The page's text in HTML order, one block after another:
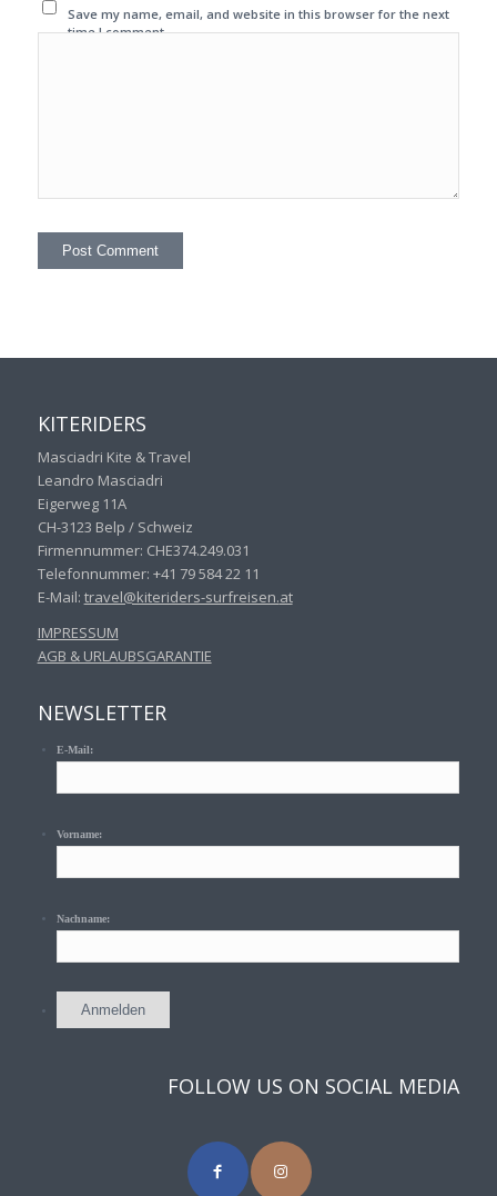
Save my name, email, and website in this browser for the next
time I comment.
KITERIDERS
Masciadri Kite & Travel
Leandro Masciadri
Eigerweg 11A
CH-3123 Belp / Schweiz
Firmennummer: CHE374.249.031
Telefonnummer: +41 79 584 22 11
E-Mail: travel@kiteriders-surfreisen.at
IMPRESSUM
AGB & URLAUBSGARANTIE
NEWSLETTER
E-Mail:
Vorname:
Nachname:
FOLLOW US ON SOCIAL MEDIA